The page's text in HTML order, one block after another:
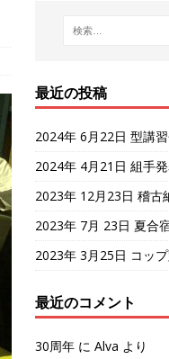
最近の投稿
2024年 6月22日 型講
2024年 4月21日 組手
2023年 12月23日 稽古
2023年 7月 23日 夏合
2023年 3月25日 コッ
最近のコメント
30周年に Alva より